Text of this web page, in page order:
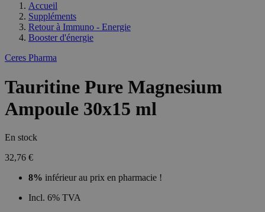
Accueil
Suppléments
Retour à Immuno - Energie
Booster d'énergie
Ceres Pharma
Tauritine Pure Magnesium
Ampoule 30x15 ml
En stock
32,76 €
8% inférieur au prix en pharmacie !
Incl. 6% TVA